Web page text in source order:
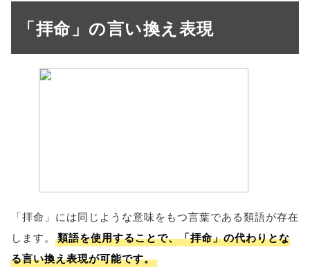
「拝命」の言い換え表現
「拝命」には同じような意味をもつ言葉である類語が存在
します。
類語を使用することで、「拝命」の代わりとな
る言い換え表現が可能です。